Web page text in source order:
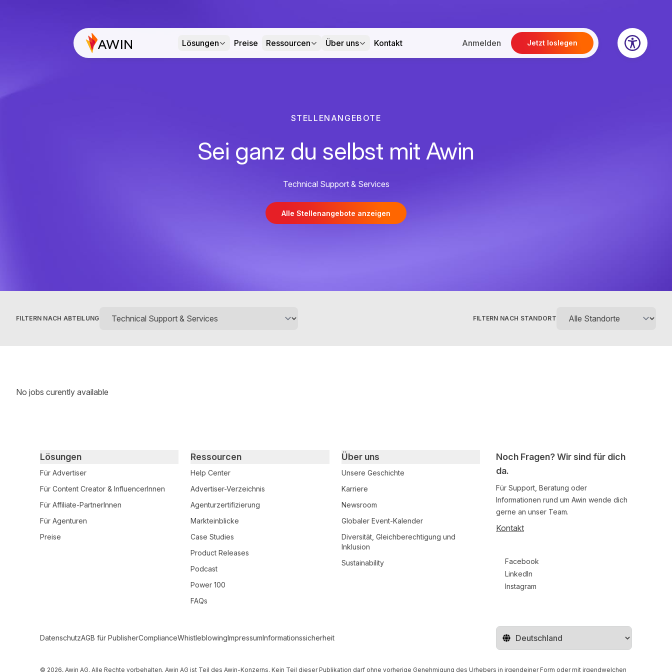
Lösungen Preise Ressourcen Über uns Kontakt Anmelden Jetzt loslegen
STELLENANGEBOTE
Sei ganz du selbst mit Awin
Technical Support & Services
Alle Stellenangebote anzeigen
FILTERN NACH ABTEILUNG FILTERN NACH STANDORT
No jobs curently available
Region ändern
Noch Fragen? Wir sind für dich
da.
Für Support, Beratung oder
Informationen rund um Awin wende dich
gerne an unser Team.
Kontakt
Facebook
LinkedIn
Instagram
Primary footer navigation
Lösungen
Für Advertiser
Für Content Creator & InfluencerInnen
Für Affiliate-PartnerInnen
Für Agenturen
Preise
Ressourcen
Help Center
Advertiser-Verzeichnis
Agenturzertifizierung
Markteinblicke
Case Studies
Product Releases
Podcast
Power 100
FAQs
Über uns
Unsere Geschichte
Karriere
Newsroom
Globaler Event-Kalender
Diversität, Gleichberechtigung und
Inklusion
Sustainability
Secondary Footer Navigation
DatenschutzAGB für PublisherComplianceWhistleblowingImpressumInformationssicherheit
© 2026, Awin AG. Alle Rechte vorbehalten. Awin AG ist Teil des Awin-Konzerns. Kein Teil dieser Publikation darf ohne vorherige Genehmigung des Urhebers in irgendeiner Form oder mit irgendwelchen